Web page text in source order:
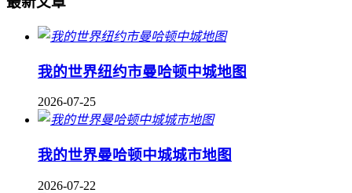
我的世界纽约市曼哈顿中城地图
2026-07-25
我的世界曼哈顿中城城市地图
2026-07-22